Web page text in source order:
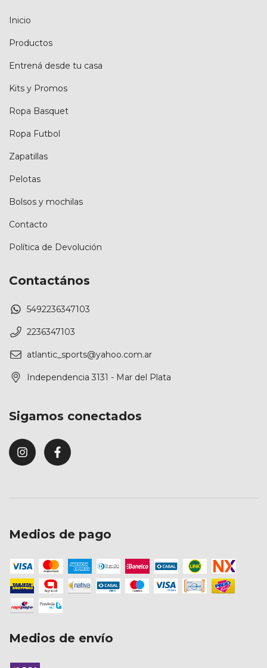
Inicio
Productos
Entrená desde tu casa
Kits y Promos
Ropa Basquet
Ropa Futbol
Zapatillas
Pelotas
Bolsos y mochilas
Contacto
Política de Devolución
Contactános
5492236347103
2236347103
atlantic_sports@yahoo.com.ar
Independencia 3131 - Mar del Plata
Sigamos conectados
Medios de pago
Medios de envío